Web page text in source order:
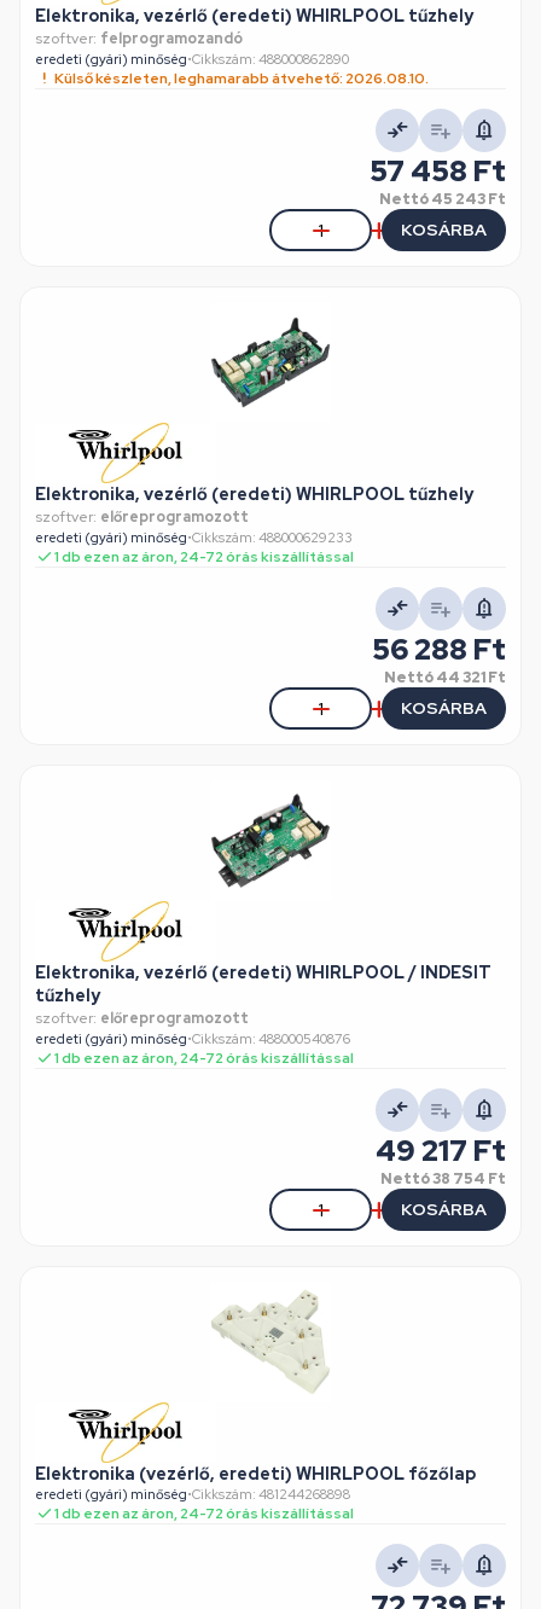
Elektronika, vezérlő (eredeti) WHIRLPOOL tűzhely
szoftver: felprogramozandó
eredeti (gyári) minőség•Cikkszám: 488000862890
Külső készleten, leghamarabb átvehető: 2026.08.10.
57 458 Ft
Nettó45 243 Ft
KOSÁRBA
Elektronika, vezérlő (eredeti) WHIRLPOOL tűzhely
szoftver: előreprogramozott
eredeti (gyári) minőség•Cikkszám: 488000629233
1 db ezen az áron, 24-72 órás kiszállítással
56 288 Ft
Nettó44 321 Ft
KOSÁRBA
Elektronika, vezérlő (eredeti) WHIRLPOOL / INDESIT
tűzhely
szoftver: előreprogramozott
eredeti (gyári) minőség•Cikkszám: 488000540876
1 db ezen az áron, 24-72 órás kiszállítással
49 217 Ft
Nettó38 754 Ft
KOSÁRBA
Elektronika (vezérlő, eredeti) WHIRLPOOL főzőlap
eredeti (gyári) minőség•Cikkszám: 481244268898
1 db ezen az áron, 24-72 órás kiszállítással